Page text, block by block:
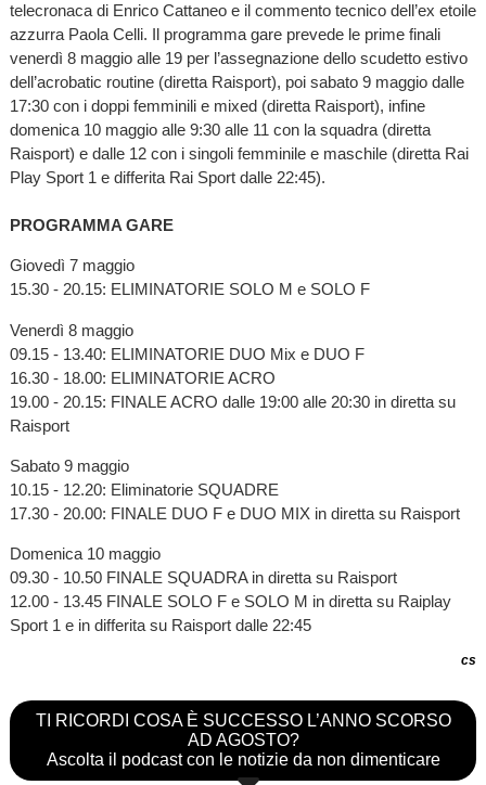
telecronaca di Enrico Cattaneo e il commento tecnico dell’ex etoile
azzurra Paola Celli. Il programma gare prevede le prime finali
venerdì 8 maggio alle 19 per l’assegnazione dello scudetto estivo
dell’acrobatic routine (diretta Raisport), poi sabato 9 maggio dalle
17:30 con i doppi femminili e mixed (diretta Raisport), infine
domenica 10 maggio alle 9:30 alle 11 con la squadra (diretta
Raisport) e dalle 12 con i singoli femminile e maschile (diretta Rai
Play Sport 1 e differita Rai Sport dalle 22:45).
PROGRAMMA GARE
Giovedì 7 maggio
15.30 - 20.15: ELIMINATORIE SOLO M e SOLO F
Venerdì 8 maggio
09.15 - 13.40: ELIMINATORIE DUO Mix e DUO F
16.30 - 18.00: ELIMINATORIE ACRO
19.00 - 20.15: FINALE ACRO dalle 19:00 alle 20:30 in diretta su
Raisport
Sabato 9 maggio
10.15 - 12.20: Eliminatorie SQUADRE
17.30 - 20.00: FINALE DUO F e DUO MIX in diretta su Raisport
Domenica 10 maggio
09.30 - 10.50 FINALE SQUADRA in diretta su Raisport
12.00 - 13.45 FINALE SOLO F e SOLO M in diretta su Raiplay
Sport 1 e in differita su Raisport dalle 22:45
cs
TI RICORDI COSA È SUCCESSO L’ANNO SCORSO
AD AGOSTO?
Ascolta il podcast con le notizie da non dimenticare